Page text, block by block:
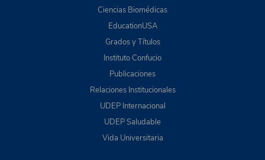
Ciencias Biomédicas
EducationUSA
Grados y Títulos
Instituto Confucio
Publicaciones
Relaciones Institucionales
UDEP Internacional
UDEP Saludable
Vida Universitaria